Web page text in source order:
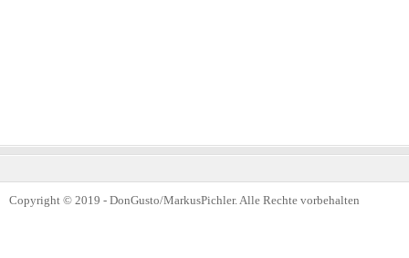
Copyright © 2019 - DonGusto/MarkusPichler. Alle Rechte vorbehalten